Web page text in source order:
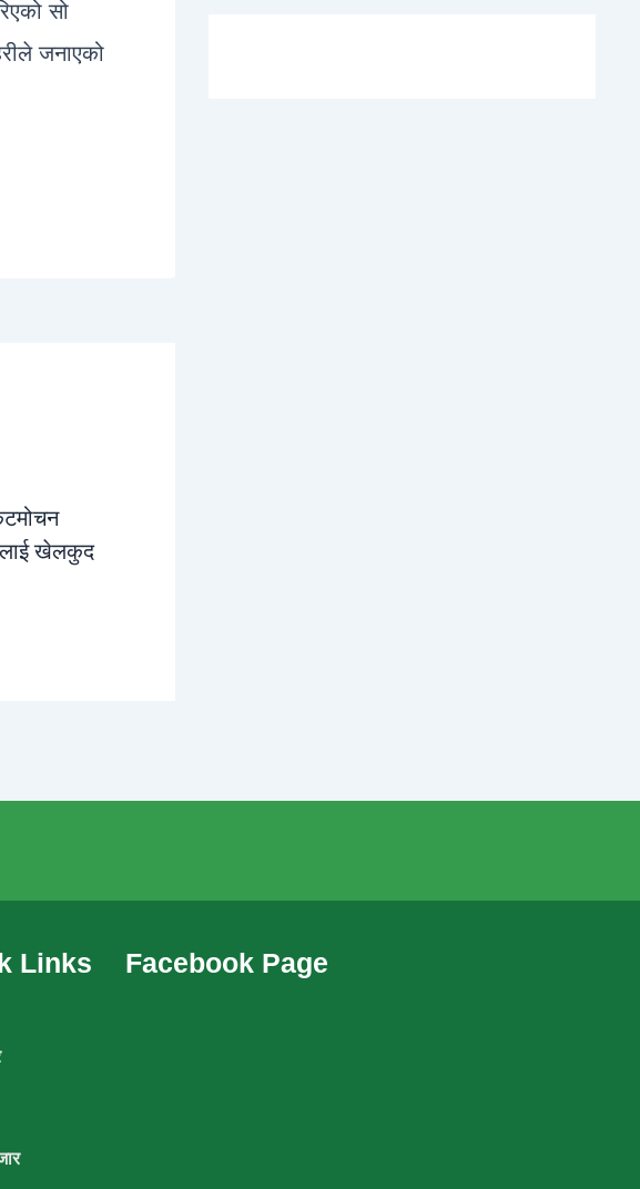
सो
जनाएको
खेलकुद
Links Facebook Page